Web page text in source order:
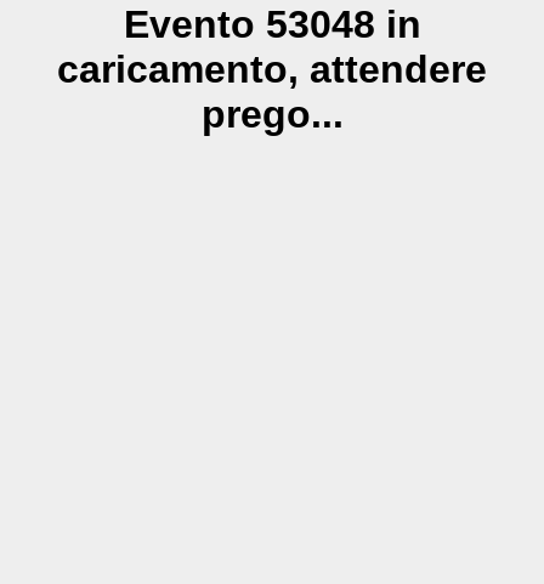
Evento 53048 in
caricamento, attendere
prego...